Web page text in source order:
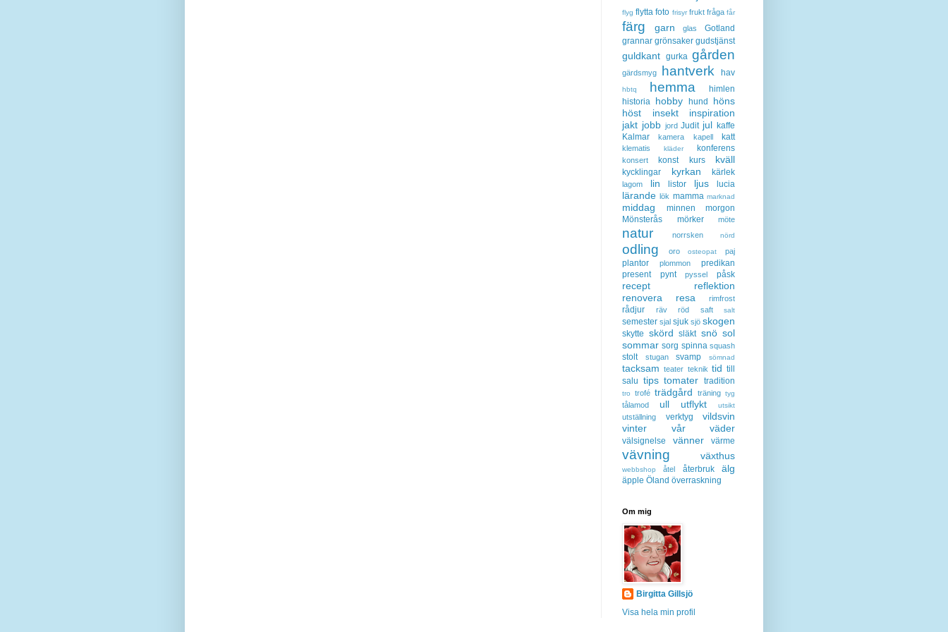
flyg flytta foto frisyr frukt fråga får
färg garn glas
Gotland
grannar grönsaker gudstjänst
guldkant gurka gården
gärdsmyg hantverk hav
hbtq hemma
himlen
historia hobby hund
höns
höst
insekt
inspiration
jakt jobb jord Judit jul kaffe
Kalmar
kamera kapell katt
klematis kläder konferens
konsert konst kurs kväll
kycklingar kyrkan kärlek
lagom lin listor ljus lucia
lärande lök mamma marknad
middag minnen
morgon
Mönsterås
mörker möte
natur norrsken nörd
odling oro osteopat paj
plantor plommon
predikan
present
pynt pyssel påsk
recept
reflektion
renovera
resa rimfrost
rådjur räv röd saft salt
semester sjal sjuk sjö skogen
skytte skörd släkt snö sol
sommar sorg spinna squash
stolt stugan svamp sömnad
tacksam teater teknik tid till
salu tips tomater tradition
tro trofé trädgård träning tyg
tålamod ull utflykt utsikt
utställning verktyg
vildsvin
vinter
vår väder
välsignelse vänner värme
vävning växthus
webbshop åtel återbruk älg
äpple Öland överraskning
Om mig
Birgitta Gillsjö
Visa hela min profil